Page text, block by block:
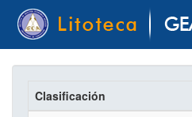
Pasar
contenido
Clasificación